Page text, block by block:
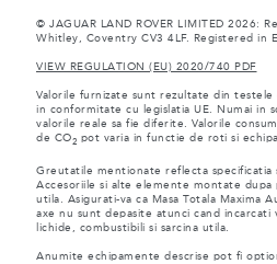
© JAGUAR LAND ROVER LIMITED 2026:
Whitley, Coventry CV3 4LF. Registered in
VIEW REGULATION (EU) 2020/740 PDF
Valorile furnizate sunt rezultate din
in conformitate cu legislatia UE. Numai in
valorile reale sa fie diferite. Valorile
de CO2 pot varia in functie de roti si
Greutatile mentionate reflecta specificatia
Accesoriile si alte elemente montate dupa
utila. Asigurati-va ca Masa Totala Maxima
axe nu sunt depasite atunci cand incarcati
lichide, combustibili si sarcina utila.
Anumite echipamente descrise pot fi